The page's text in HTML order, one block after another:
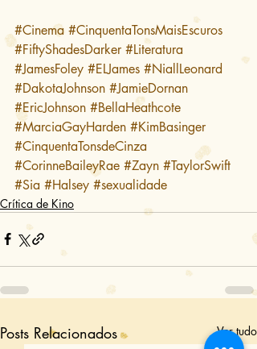
#Cinema #CinquentaTonsMaisEscuros
#FiftyShadesDarker #Literatura
#JamesFoley #ELJames #NiallLeonard
#DakotaJohnson #JamieDornan
#EricJohnson #BellaHeathcote
#MarciaGayHarden #KimBasinger
#CinquentaTonsdeCinza
#CorinneBaileyRae #Zayn #TaylorSwift
#Sia #Halsey #sexualidade
Crítica de Kino
Posts Relacionados Ver tudo